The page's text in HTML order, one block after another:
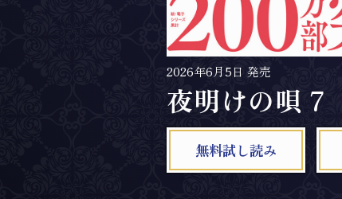
2026年6月5日 発売
夜明けの唄 7
無料試し読み